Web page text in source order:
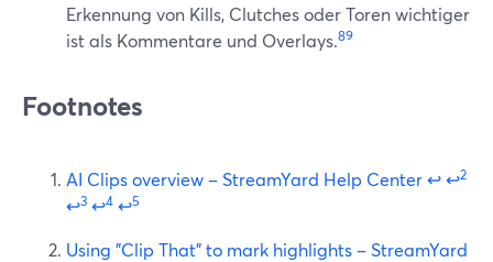
Erkennung von Kills, Clutches oder Toren wichtiger
ist als Kommentare und Overlays.89
Footnotes
AI Clips overview – StreamYard Help Center↩↩2
↩3 ↩4 ↩5
Using "Clip That" to mark highlights – StreamYard